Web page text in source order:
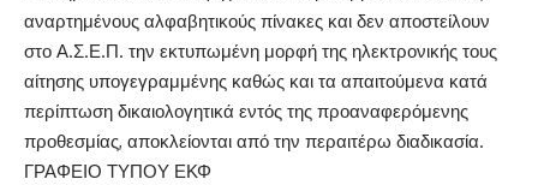
αναρτημένους αλφαβητικούς πίνακες και δεν αποστείλουν
στο Α.Σ.Ε.Π. την εκτυπωμένη μορφή της ηλεκτρονικής τους
αίτησης υπογεγραμμένης καθώς και τα απαιτούμενα κατά
περίπτωση δικαιολογητικά εντός της προαναφερόμενης
προθεσμίας, αποκλείονται από την περαιτέρω διαδικασία.
ΓΡΑΦΕΙΟ ΤΥΠΟΥ ΕΚΦ